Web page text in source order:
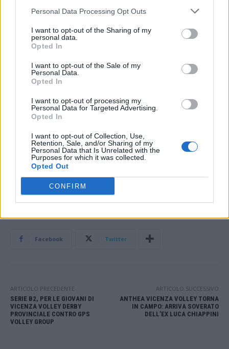
Personal Data Processing Opt Outs
I want to opt-out of the Sharing of my
personal data.
Opted In
I want to opt-out of the Sale of my
Personal Data.
Opted In
I want to opt-out of processing my
Personal Data for Targeted Advertising.
Opted In
I want to opt-out of Collection, Use,
Retention, Sale, and/or Sharing of my
Personal Data that Is Unrelated with the
Purposes for which it was collected.
Opted Out
CONFIRM
talmente lucido che “se podea far de manco de lavarlo
Si vuol attribuire alla trippa una etichetta di povertà. Che le
trippe siano cose proprio da poveri è opinabile. Non dimentichiamo
che agli dei si sacrificava donando le interiora, parte generatrice della
vita e, nel contempo, la più saporita dell’animale. Se qualcuno
pensasse “perché erano gli scarti”, si dà per certo che a quei tempi
non c’erano i genovesi.
L’articoloArte culi ‘n aria, la ricetta n. 15 di Umberto Riva: ’e tripe, e
una stretta di manoproviene daL’altra Vicenza
Arte culi 'n aria
Facebook Twitter
ARTICOLO PRECEDENTE
SERIE B2, PER LE GIOVANI DI
VICENZA VOLLEY DERBY
PROVINCIALE CONTRO GPS
VOLLEY GROUP
ARTICOLO SUCCESSIVO
ANTHEA VICENZA VOLLEY TORNA
IN CAMPO: ARRIVA SOVERATO
DELL’EX LUCA CHIAPPINI